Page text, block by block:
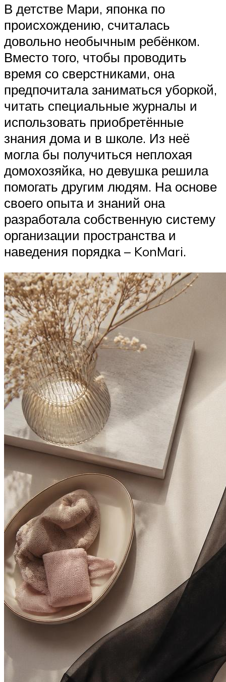
В детстве Мари, японка по
происхождению, считалась
довольно необычным ребёнком.
Вместо того, чтобы проводить
время со сверстниками, она
предпочитала заниматься уборкой,
читать специальные журналы и
использовать приобретённые
знания дома и в школе. Из неё
могла бы получиться неплохая
домохозяйка, но девушка решила
помогать другим людям. На основе
своего опыта и знаний она
разработала собственную систему
организации пространства и
наведения порядка – KonMari.